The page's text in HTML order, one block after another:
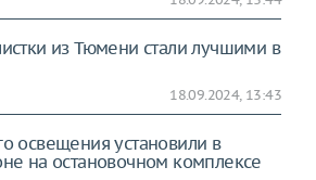
из Тюмени стали лучшими в
18.09.2024, 13:43
освещения установили в
на остановочном комплексе